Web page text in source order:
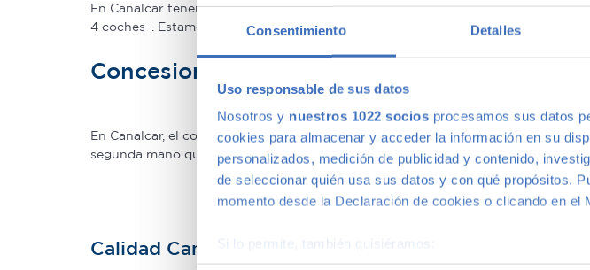
Consentimiento Detalles
Uso responsable de sus datos
Nosotros y nuestros 1022 socios procesamos sus datos
cookies para almacenar y acceder la información en su
personalizados, medición de publicidad y contenido,
de seleccionar quién usa sus datos y con qué propósitos.
momento desde la Declaración de cookies o clicando en el
Si lo permite, también quisiéramos:
En Canalcar tenemos los coches de segunda mano con mayor calidad, ya que
4 coches–. Estamos tan seguros de la calidad de nuestros coches de segunda
Concesionario de ocasión multimarca
En Canalcar, el concesionario de coches de ocasión más grande de Madrid,
segunda mano que mejor se adapte a tus necesidades, con la mejor relación
Calidad Canalcar